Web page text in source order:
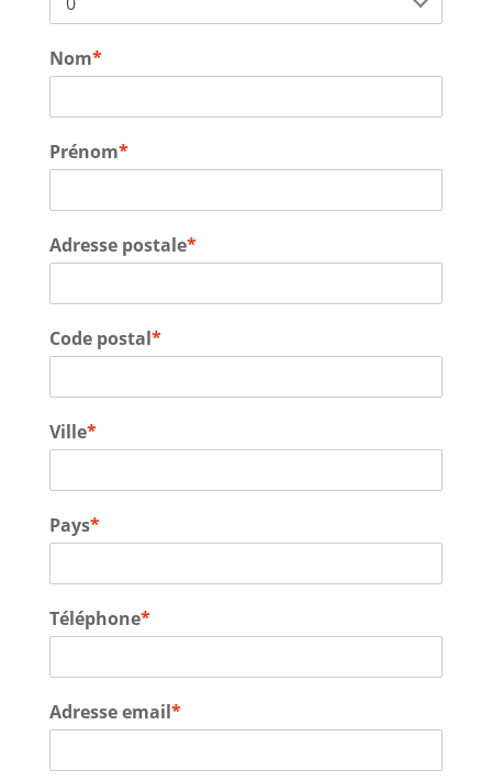
Nom*
Prénom*
Adresse postale*
Code postal*
Ville*
Pays*
Téléphone*
Adresse email*